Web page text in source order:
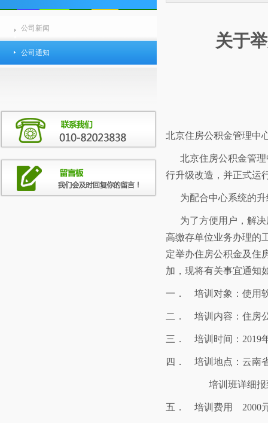
公司新闻
公司通知
关于
北京住房公积金管理中
北京住房公积金管
行升级改造，并正式运
为配合中心系统的
为了方便用户，解
高缴存单位业务办理的
定举办住房公积金及住
加，现将有关事宜通知
一． 培训对象：使用
二． 培训内容：住房
三． 培训时间： 2019
四． 培训地点：云南
培训班详细
五． 培训费用 2000